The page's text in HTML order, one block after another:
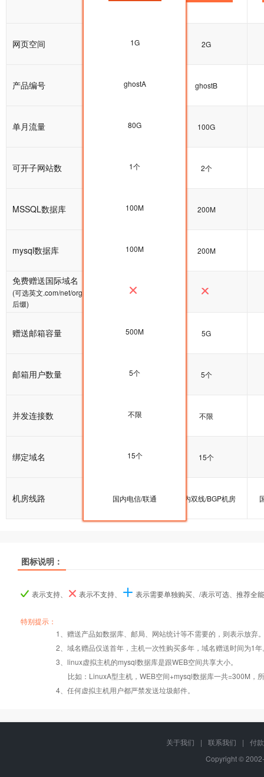
网页空间 2G
产品编号 ghostA ghostB
单月流量 80G 100G
可开子网站数 1个 2个
MSSQL数据库 100M 200M
mysql数据库 100M 200M
免费赠送国际域名
(可选英文.com/net/org
后缀)
赠送邮箱容量 5G 5G
邮箱用户数量 5个 5个
并发连接数 不限 不限
绑定域名 15个 15个
机房线路 国内双线/BGP机房 国内双线/BGP机房
1G
ghostA
80G
1个
100M
100M
500M
5个
不限
15个
国内电信/联通
产品名称
Windows2008/
Linux
Windows2008/
Linux
产品名称
错误页面定义
产品名称
数据定期备份
数据自助恢复
图标说明：
表示支持、 表示不支持、 表示需要单独购买、/表示可选、推荐全
特别提示：
1、赠送产品如数据库、邮局、网站统计等不需要的，则表示放弃
2、域名赠品仅送首年，主机一次性购买多年，域名赠送时间为1年
3、linux虚拟主机的mysql数据库是跟WEB空间共享大小。
比如：LinuxA型主机，WEB空间+mysql数据库一共=300M，
4、任何虚拟主机用户都严禁发送垃圾邮件。
关于我们 | 联系我们 |
付
Copyright ©